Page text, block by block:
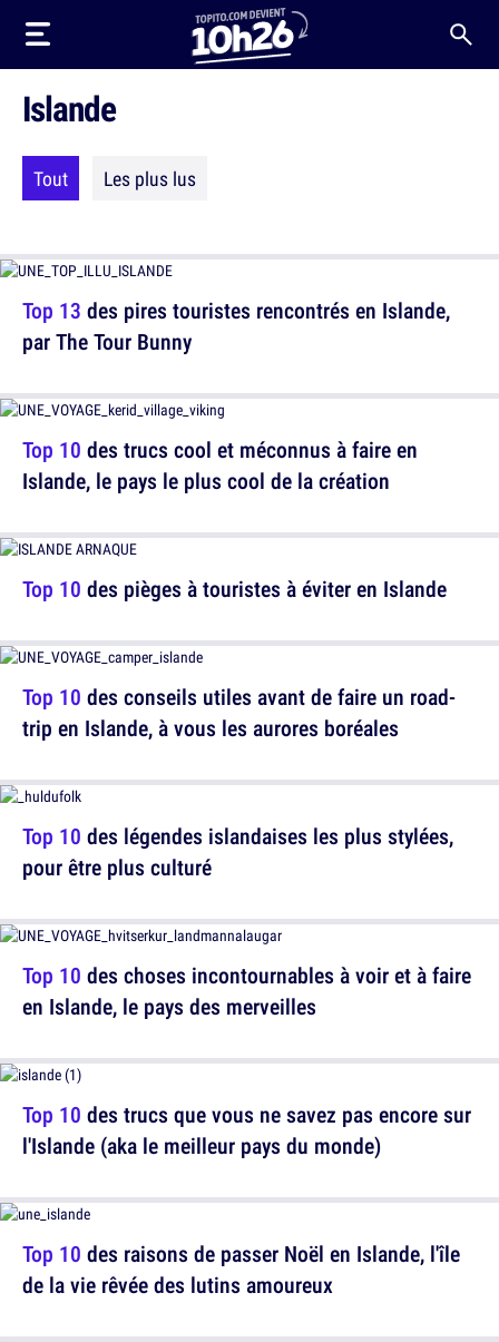
Islande
Tout Les plus lus
Top 13 des pires touristes rencontrés en Islande,
par The Tour Bunny
Top 10 des trucs cool et méconnus à faire en
Islande, le pays le plus cool de la création
Top 10 des conseils utiles avant de faire un road-
trip en Islande, à vous les aurores boréales
Top 10 des choses incontournables à voir et à faire
en Islande, le pays des merveilles
Top 10 des raisons de passer Noël en Islande, l'île
de la vie rêvée des lutins amoureux
Top 10 des pièges à touristes à éviter en Islande
Top 10 des légendes islandaises les plus stylées,
pour être plus culturé
Top 10 des trucs que vous ne savez pas encore sur
l'Islande (aka le meilleur pays du monde)